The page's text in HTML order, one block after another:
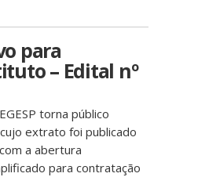
para
– Edital nº
torna público
extrato foi publicado
a abertura
para contratação